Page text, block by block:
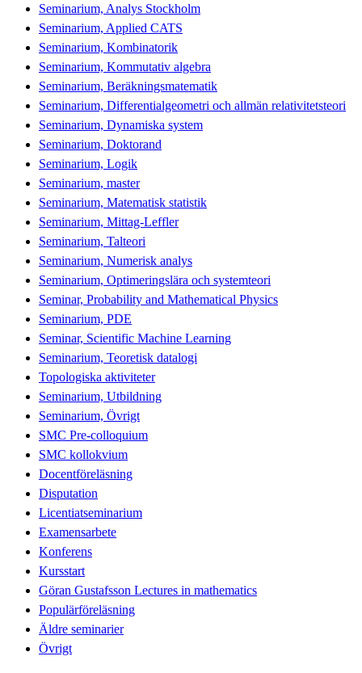
Seminarium, Analys Stockholm
Seminarium, Applied CATS
Seminarium, Kombinatorik
Seminarium, Kommutativ algebra
Seminarium, Beräkningsmatematik
Seminarium, Differentialgeometri och allmän relativitetsteori
Seminarium, Dynamiska system
Seminarium, Doktorand
Seminarium, Logik
Seminarium, master
Seminarium, Matematisk statistik
Seminarium, Mittag-Leffler
Seminarium, Talteori
Seminarium, Numerisk analys
Seminarium, Optimeringslära och systemteori
Seminar, Probability and Mathematical Physics
Seminarium, PDE
Seminar, Scientific Machine Learning
Seminarium, Teoretisk datalogi
Topologiska aktiviteter
Seminarium, Utbildning
Seminarium, Övrigt
SMC Pre-colloquium
SMC kollokvium
Docentföreläsning
Disputation
Licentiatseminarium
Examensarbete
Konferens
Kursstart
Göran Gustafsson Lectures in mathematics
Populärföreläsning
Äldre seminarier
Övrigt